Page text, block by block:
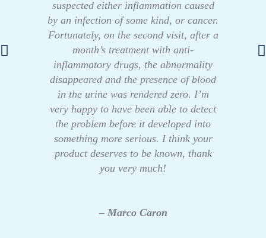
suspected either inflammation caused
by an infection of some kind, or cancer.
Fortunately, on the second visit, after a
month’s treatment with anti-
inflammatory drugs, the abnormality
disappeared and the presence of blood
in the urine was rendered zero. I’m
very happy to have been able to detect
the problem before it developed into
something more serious. I think your
product deserves to be known, thank
you very much!
– Marco Caron